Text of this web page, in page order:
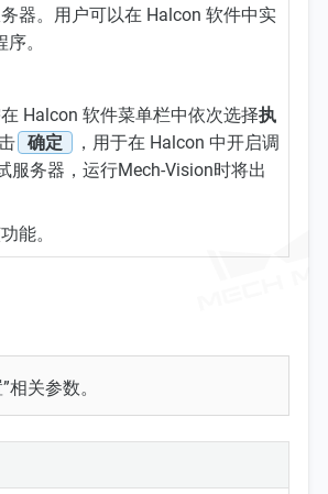
器。用户可以在 Halcon 软件中实
。
Halcon 软件菜单栏中依次选择执
确定
，用于在 Halcon 中开启调
服务器，运行Mech-Vision时将出
能。
相关参数。